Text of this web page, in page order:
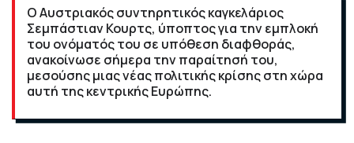
Ο Αυστριακός συντηρητικός καγκελάριος
Σεμπάστιαν Κουρτς, ύποπτος για την εμπλοκή
του ονόματός του σε υπόθεση διαφθοράς,
ανακοίνωσε σήμερα την παραίτησή του,
μεσούσης μιας νέας πολιτικής κρίσης στη χώρα
αυτή της κεντρικής Ευρώπης.